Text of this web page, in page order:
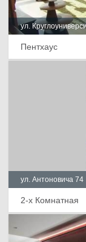
ул.
Пентхаус
ул. Антоновича 74
2-х Комнатная